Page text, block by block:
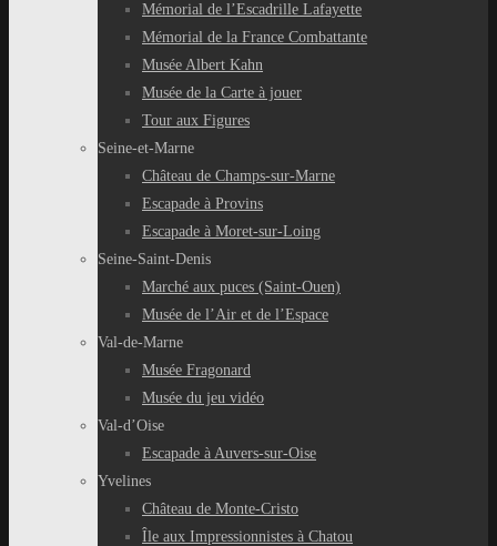
Mémorial de l’Escadrille Lafayette
Mémorial de la France Combattante
Musée Albert Kahn
Musée de la Carte à jouer
Tour aux Figures
Seine-et-Marne
Château de Champs-sur-Marne
Escapade à Provins
Escapade à Moret-sur-Loing
Seine-Saint-Denis
Marché aux puces (Saint-Ouen)
Musée de l’Air et de l’Espace
Val-de-Marne
Musée Fragonard
Musée du jeu vidéo
Val-d’Oise
Escapade à Auvers-sur-Oise
Yvelines
Château de Monte-Cristo
Île aux Impressionnistes à Chatou